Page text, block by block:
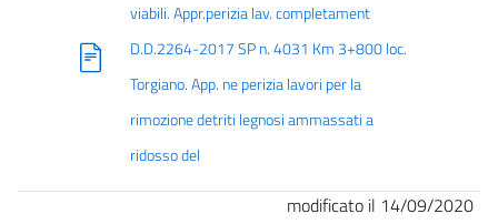
viabili. Appr.perizia lav. completament
D.D.2264-2017 SP n. 4031 Km 3+800 loc.
Torgiano. App. ne perizia lavori per la
rimozione detriti legnosi ammassati a
ridosso del
modificato il 14/09/2020